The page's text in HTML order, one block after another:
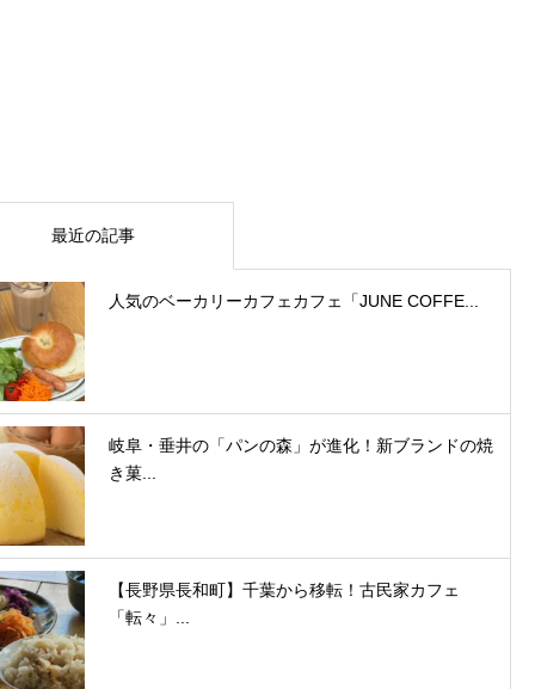
最近の記事
人気のベーカリーカフェカフェ「JUNE COFFE...
岐阜・垂井の「パンの森」が進化！新ブランドの焼
き菓...
【長野県長和町】千葉から移転！古民家カフェ
「転々」...